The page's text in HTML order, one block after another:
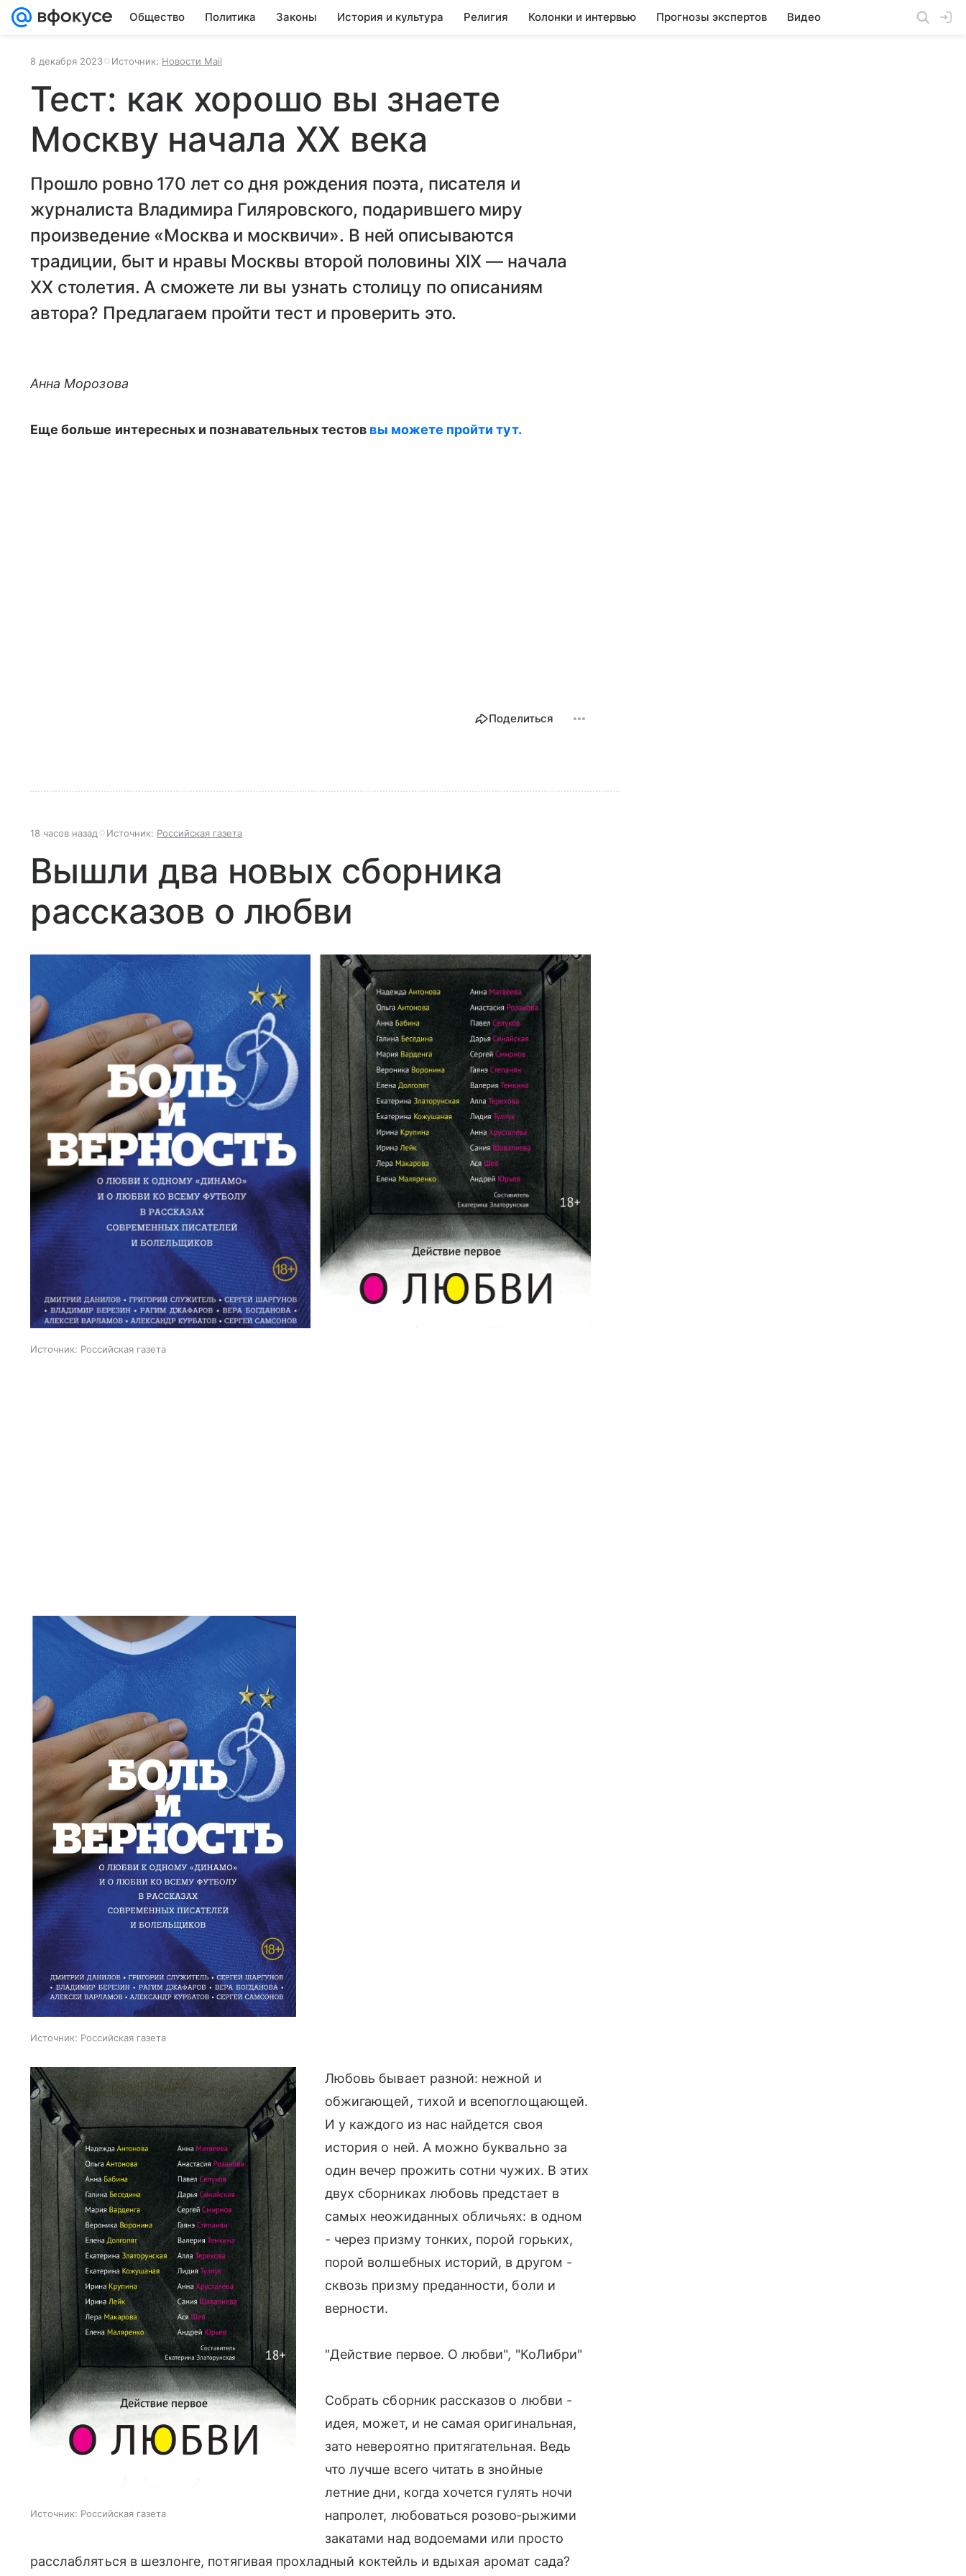
Общество Политика Законы История и культура Религия Колонки и интервью Прогнозы экспертов Видео
8 декабря 2023 Источник: Новости Mail
Тест: как хорошо вы знаете
Москву начала XX века
Прошло ровно 170 лет со дня рождения поэта, писателя и
журналиста Владимира Гиляровского, подарившего миру
произведение «Москва и москвичи». В ней описываются
традиции, быт и нравы Москвы второй половины XIX — начала
ХХ столетия. А сможете ли вы узнать столицу по описаниям
автора? Предлагаем пройти тест и проверить это.
Анна Морозова
Еще больше интересных и познавательных тестов вы можете пройти тут.
Поделиться
18 часов назад Источник: Российская газета
Вышли два новых сборника
рассказов о любви
Источник: Российская газета
Источник: Российская газета
Источник: Российская газета
Любовь бывает разной: нежной и
обжигающей, тихой и всепоглощающей.
И у каждого из нас найдется своя
история о ней. А можно буквально за
один вечер прожить сотни чужих. В этих
двух сборниках любовь предстает в
самых неожиданных обличьях: в одном
- через призму тонких, порой горьких,
порой волшебных историй, в другом -
сквозь призму преданности, боли и
верности.
"Действие первое. О любви", "КоЛибри"
Собрать сборник рассказов о любви -
идея, может, и не самая оригинальная,
зато невероятно притягательная. Ведь
что лучше всего читать в знойные
летние дни, когда хочется гулять ночи
напролет, любоваться розово‑рыжими
закатами над водоемами или просто
расслабляться в шезлонге, потягивая прохладный коктейль и вдыхая аромат сада?